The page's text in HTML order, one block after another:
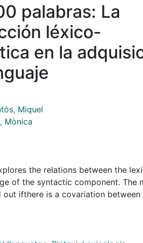
palabras: La
léxico-
en la
Miquel
Mònica
the relations between the
of the syntactic component. The
ifthere is a covariation between
lexicon (when it reaches 400
morpheme inflection and